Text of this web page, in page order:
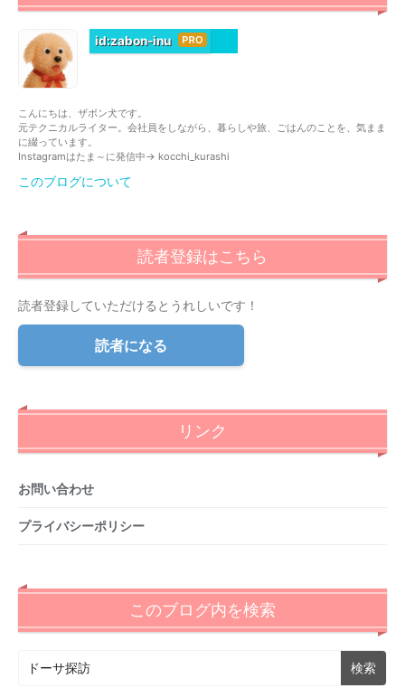
id:zabon-inu はて
こんにちは、ザボン犬です。
元テクニカルライター。会社員をしながら、暮らしや旅、ごはんのことを、気まま
に綴っています。
Instagramはたま～に発信中→ kocchi_kurashi
このブログについて
読者登録はこちら
読者登録していただけるとうれしいです！
読者になる
リンク
お問い合わせ
プライバシーポリシー
このブログ内を検索